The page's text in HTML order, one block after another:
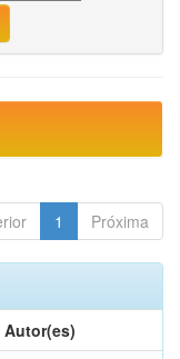
1 Próxima
Autor(es)